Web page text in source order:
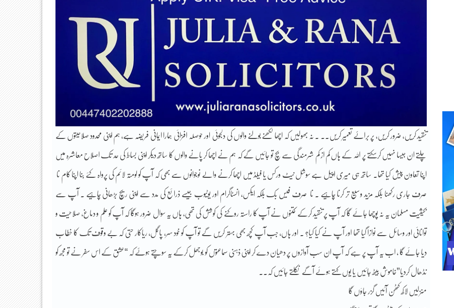
تنقید کریں، ضرور کریں، پر براۓ تعمیر کریں۔۔ ۔ نہ بھولیں کہ اچھا لکھنے بولنے والوں کی دلجوئی اور حوصلہ افزائی ہمارا ایمانی فریضہ ہے، ہم اپنی محدود صلاحیتوں کے
چلتے ان جیسا نہیں کرسکتے پر اللہ کے ہاں کم از کم شرمندگی سے بچ تو جائیں گے کہ ہم نے اچھا کر پانے والوں کا ساتھ دیکر اپنی بساط کی حد تک اصلاح معاشرہ میں
اپنا تعاون پیش کیا تھا۔ ساتھ ہی میری اپیل ہے سوشل نیٹ ورکس یا فیلڈ میں اچھا کرنے والے نوجوانوں سے بھی کہ آپ کو لومتہ لائم کی پرواہ کئے بنا اپنا کام نا
صرف جاری رکھنا بلکہ مزید وسیع تر کرنا چاہیے ۔ نا صرف فیس بک بلکہ ایکس، انسٹاگرام اور یوٹیوب جیسے ذرائع کی مدد سے اپنی ریچ بڑھانی چاہیے ۔ آپ سے
بحیثیت مسلمان یہ نہ پوچھا جائے گا کہ آپ پر تنقید کرکے کتنوں نے آپ کا راستہ روکنے کی کوشش کی تھی، ہاں یہ سوال ضرور ہوگا کہ آپ کو علم و دماغ، صلاحیت و
توانائی اور وسائل سے نوازا گیا تھا اور آپ نے کیا کیا؟ ۔ اور ہاں، جب آپ کچھ بھی بہتر کریں گے تو آپ کو خود سر، پاگل، ریاکار حتی کہ بے وقوف تک کا خطاب
دیا جائے گا ، اب یہ آپ پر ہے کہ آپ ان سب آوازوں پر دھیان دے کر اپنی ذہنی سماعتوں کو بوجھل کرکے یہ سوچتے ہوۓ کہ “عشق کے اس سفر نے تو مجھ کو
نڈھال کردیا”خاموش بیٹھ جائیں یا یوں کہتے ہوئے آگے نکلتے جائیں کہ۔۔
منزلیں لاکھ کٹھن آئیں گزر جاؤں گا